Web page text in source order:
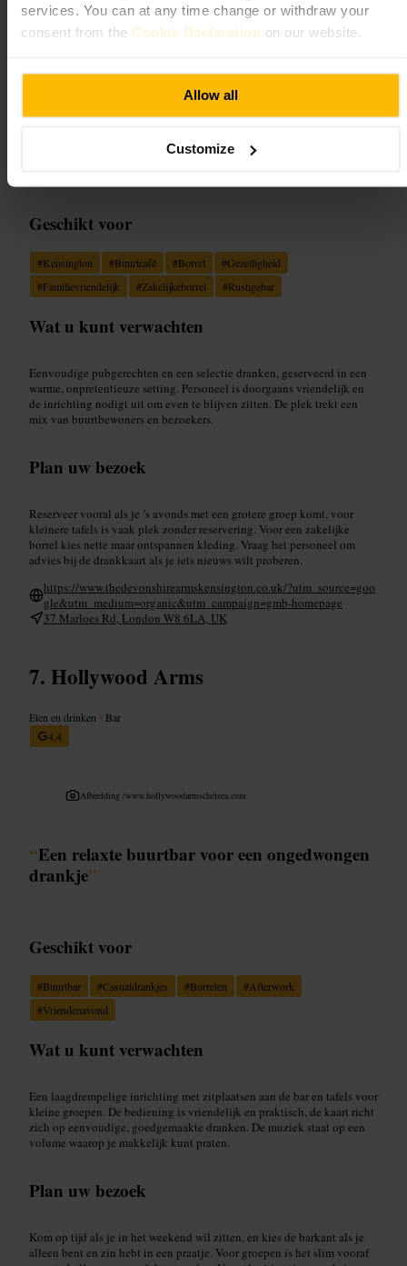
services. You can at any time change or withdraw your
consent from the Cookie Declaration on our website.
Allow all
Customize
Geschikt voor
#Kensington #Buurtcafé #Borrel #Gezelligheid
#Familievriendelijk #Zakelijkeborrel #Rustigebar
Wat u kunt verwachten
Eenvoudige pubgerechten en een selectie dranken, geserveerd in een
warme, onpretentieuze setting. Personeel is doorgaans vriendelijk en
de inrichting nodigt uit om even te blijven zitten. De plek trekt een
mix van buurtbewoners en bezoekers.
Plan uw bezoek
Reserveer vooral als je ’s avonds met een grotere groep komt, voor
kleinere tafels is vaak plek zonder reservering. Voor een zakelijke
borrel kies nette maar ontspannen kleding. Vraag het personeel om
advies bij de drankkaart als je iets nieuws wilt proberen.
https://www.thedevonshirearmskensington.co.uk/?utm_source=goo
gle&utm_medium=organic&utm_campaign=gmb-homepage
37 Marloes Rd, London W8 6LA, UK
Hollywood Arms
Eten en drinken • Bar
4,4
Afbeelding /www.hollywoodarmschelsea.com
“Een relaxte buurtbar voor een ongedwongen
drankje”
Geschikt voor
#Buurtbar #Casualdrankjes #Borrelen #Afterwork
#Vriendenavond
Wat u kunt verwachten
Een laagdrempelige inrichting met zitplaatsen aan de bar en tafels voor
kleine groepen. De bediening is vriendelijk en praktisch, de kaart richt
zich op eenvoudige, goedgemaakte dranken. De muziek staat op een
volume waarop je makkelijk kunt praten.
Plan uw bezoek
Kom op tijd als je in het weekend wil zitten, en kies de barkant als je
alleen bent en zin hebt in een praatje. Voor groepen is het slim vooraf